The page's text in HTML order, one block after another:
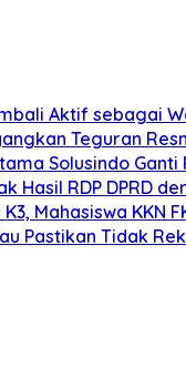
Aktif sebagai
Teguran
Solusindo
Hasil RDP DPRD
Mahasiswa KKN
Pastikan Tidak